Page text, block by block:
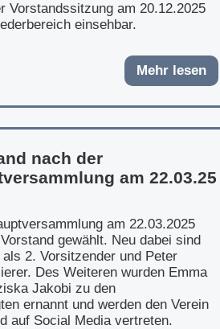
Vorstandssitzung am 20.12.2025
einsehbar.
Mehr lesen
nach der
am 22.03.25
am 22.03.2025
gewählt. Neu dabei sind
2. Vorsitzender und Peter
Des Weiteren wurden Emma
Jakobi zu den
ernannt und werden den Verein
auf Social Media vertreten.